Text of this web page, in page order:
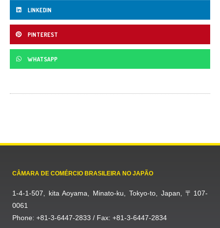
LINKEDIN
PINTEREST
WHATSAPP
CÂMARA DE COMÉRCIO BRASILEIRA NO JAPÃO
1-4-1-507, kita Aoyama, Minato-ku, Tokyo-to, Japan, 〒107-
0061
Phone: +81-3-6447-2833 / Fax: +81-3-6447-2834